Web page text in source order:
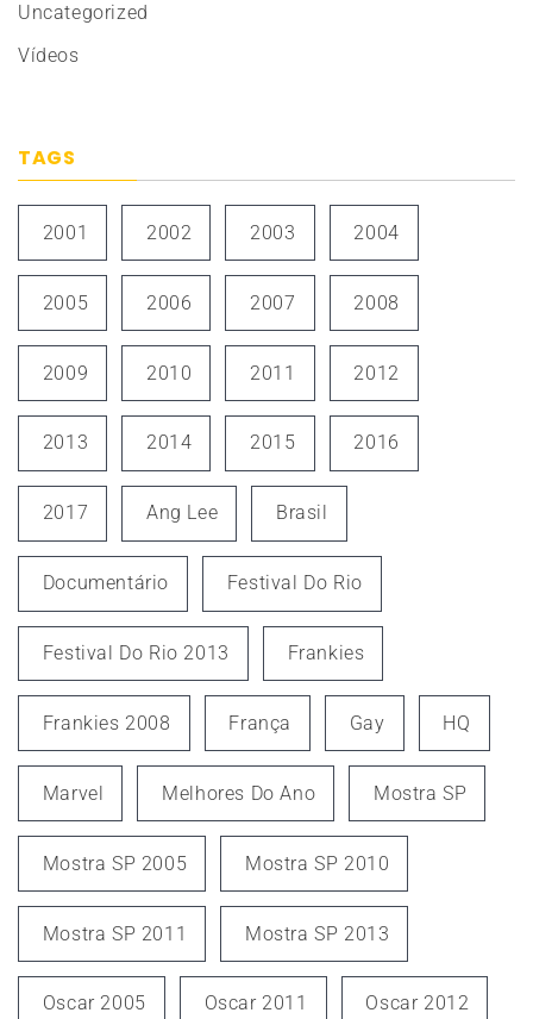
Uncategorized
Vídeos
TAGS
2001 2002 2003 2004
2005 2006 2007 2008
2009 2010 2011 2012
2013 2014 2015 2016
2017 Ang Lee Brasil
Documentário Festival Do Rio
Festival Do Rio 2013 Frankies
Frankies 2008 França Gay HQ
Marvel Melhores Do Ano Mostra SP
Mostra SP 2005 Mostra SP 2010
Mostra SP 2011 Mostra SP 2013
Oscar 2005 Oscar 2011 Oscar 2012